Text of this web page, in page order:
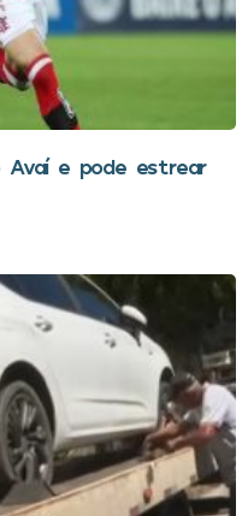
e pode estrear